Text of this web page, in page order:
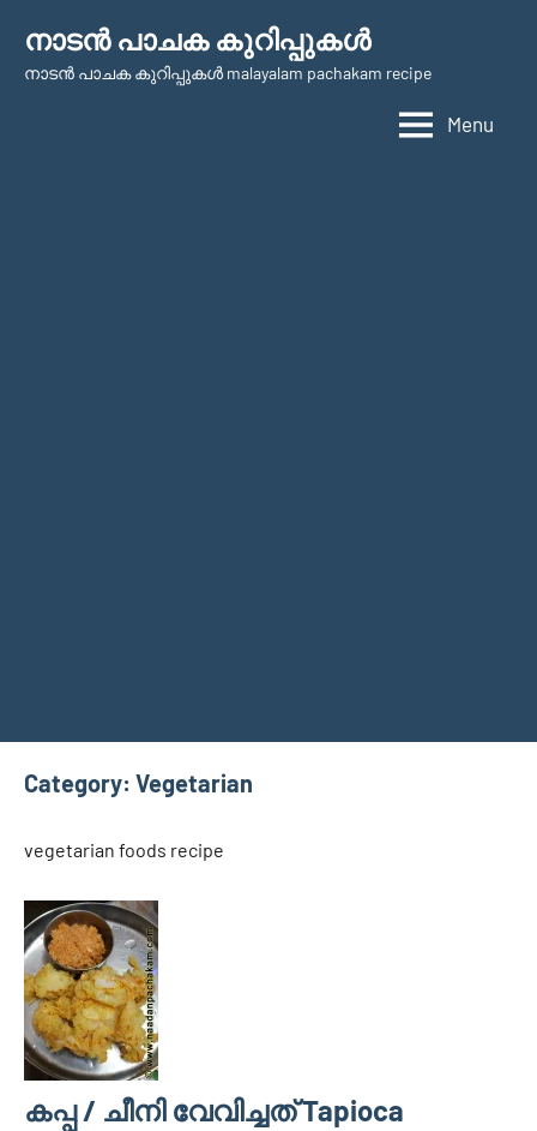
content
നാടന്‍ പാചക കുറിപ്പുകള്‍
നാടന്‍ പാചക കുറിപ്പുകള്‍ malayalam pachakam recipe
Menu
Category: Vegetarian
vegetarian foods recipe
കപ്പ / ചീനി വേവിച്ചത് Tapioca